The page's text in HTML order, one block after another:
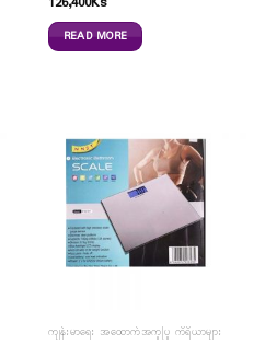
READ MORE
ကျန်းမာရေး အထောက်အကူပြု ကိရိယာများ